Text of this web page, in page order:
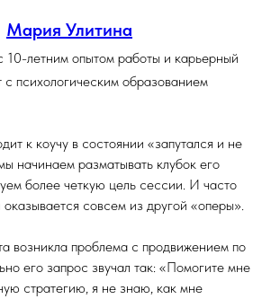
Мария Улитина
10-летним опытом работы и карьерный
с психологическим образованием
к коучу в состоянии «запутался и не
начинаем разматывать клубок его
более четкую цель сессии. И часто
оказывается совсем из другой «оперы».
возникла проблема с продвижением по
его запрос звучал так: «Помогите мне
стратегию, я не знаю, как мне